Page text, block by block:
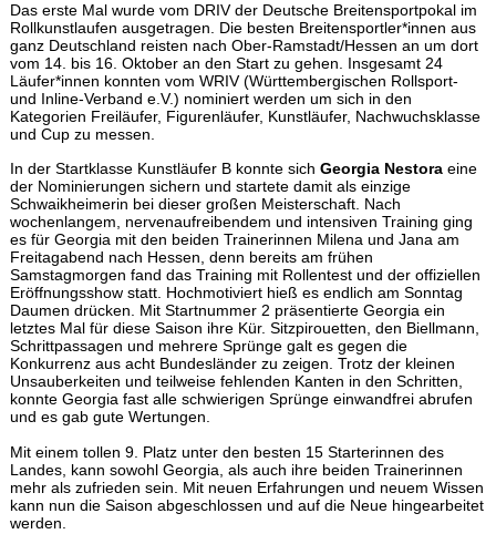
Das erste Mal wurde vom DRIV der Deutsche Breitensportpokal im
Rollkunstlaufen ausgetragen. Die besten Breitensportler*innen aus
ganz Deutschland reisten nach Ober-Ramstadt/Hessen an um dort
vom 14. bis 16. Oktober an den Start zu gehen. Insgesamt 24
Läufer*innen konnten vom WRIV (Württembergischen Rollsport-
und Inline-Verband e.V.) nominiert werden um sich in den
Kategorien Freiläufer, Figurenläufer, Kunstläufer, Nachwuchsklasse
und Cup zu messen.
In der Startklasse Kunstläufer B konnte sich Georgia Nestora eine
der Nominierungen sichern und startete damit als einzige
Schwaikheimerin bei dieser großen Meisterschaft. Nach
wochenlangem, nervenaufreibendem und intensiven Training ging
es für Georgia mit den beiden Trainerinnen Milena und Jana am
Freitagabend nach Hessen, denn bereits am frühen
Samstagmorgen fand das Training mit Rollentest und der offiziellen
Eröffnungsshow statt. Hochmotiviert hieß es endlich am Sonntag
Daumen drücken. Mit Startnummer 2 präsentierte Georgia ein
letztes Mal für diese Saison ihre Kür. Sitzpirouetten, den Biellmann,
Schrittpassagen und mehrere Sprünge galt es gegen die
Konkurrenz aus acht Bundesländer zu zeigen. Trotz der kleinen
Unsauberkeiten und teilweise fehlenden Kanten in den Schritten,
konnte Georgia fast alle schwierigen Sprünge einwandfrei abrufen
und es gab gute Wertungen.
Mit einem tollen 9. Platz unter den besten 15 Starterinnen des
Landes, kann sowohl Georgia, als auch ihre beiden Trainerinnen
mehr als zufrieden sein. Mit neuen Erfahrungen und neuem Wissen
kann nun die Saison abgeschlossen und auf die Neue hingearbeitet
werden.